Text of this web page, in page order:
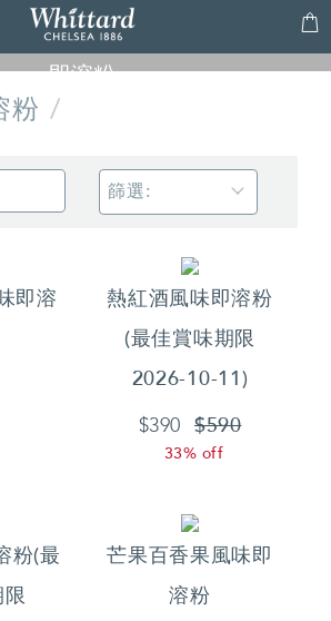
Whittard
of
即溶粉
我們的即溶粉無論是熱飲還是冰鎮，都相當
粉
篩選:
即溶
熱紅酒風味即溶粉
(最佳賞味期限
2026-10-11)
$390 $590
33% off
粉(最
芒果百香果風味即
溶粉